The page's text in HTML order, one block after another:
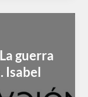
guerra
Isabel